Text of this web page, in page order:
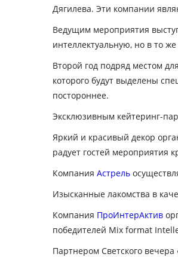
Дягилева. Эти компании
Ведущим мероприятия
интеллектуальную, но в то
Второй год подряд местом
которого будут выделены
постороннее.
Эксклюзивным кейтеринг-
Яркий и красивый декор
радует гостей мероприятия
Компания Астрель
Изысканные лакомства в
Компания ПроИнтерАктив
победителей Mix format
Партнером Светского